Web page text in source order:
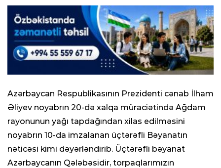
Azərbaycan Respublikasının Prezidenti cənab İlham
Əliyev noyabrın 20-də xalqa müraciətində Ağdam
rayonunun yağı tapdağından xilas edilməsini
noyabrın 10-da imzalanan üçtərəfli Bəyanatın
nəticəsi kimi dəyərləndirib. Üçtərəfli bəyanat
Azərbaycanın Qələbəsidir, torpaqlarımızın